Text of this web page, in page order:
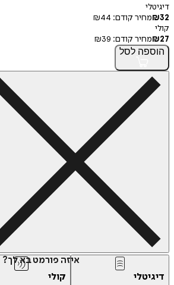
דיגיטלי
₪32 מחיר קודם: ₪44
קולי
₪27 מחיר קודם: ₪39
הוספה לסל
איזה פורמט בא לך?
דיגיטלי
קולי